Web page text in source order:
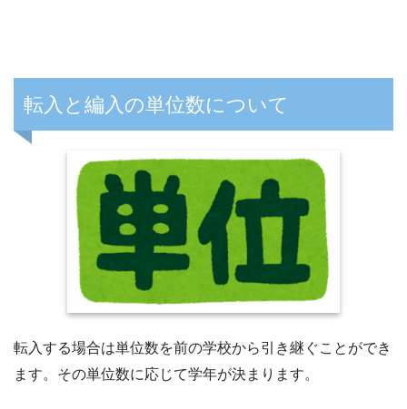
転入と編入の単位数について
転入する場合は単位数を前の学校から引き継ぐことができ
ます。その単位数に応じて学年が決まります。